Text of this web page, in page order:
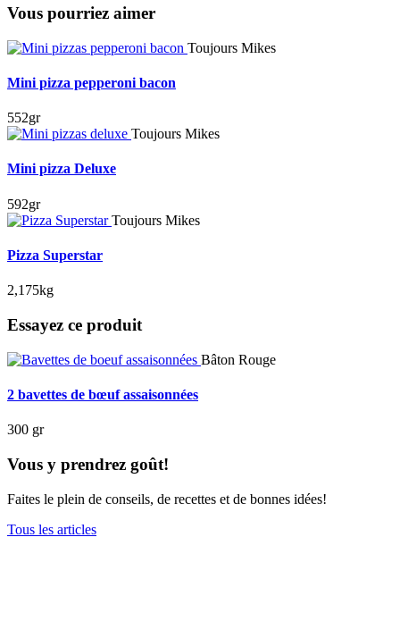
Vous pourriez aimer
Toujours Mikes
Mini pizza pepperoni bacon
552gr
Toujours Mikes
Mini pizza Deluxe
592gr
Toujours Mikes
Pizza Superstar
2,175kg
Essayez ce produit
Bâton Rouge
2 bavettes de bœuf assaisonnées
300 gr
Vous y prendrez goût!
Faites le plein de conseils, de recettes et de bonnes idées!
Tous les articles